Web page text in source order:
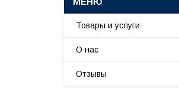
Товары и услуги
О нас
Отзывы